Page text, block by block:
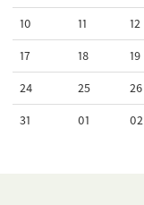
10
11 12
17
18 19
24
25 26
31
01 02